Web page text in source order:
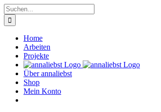
Zum
Inhalt
springen
Suche
nach:
Home
Arbeiten
Projekte
Über annaliebst
Shop
Mein Konto